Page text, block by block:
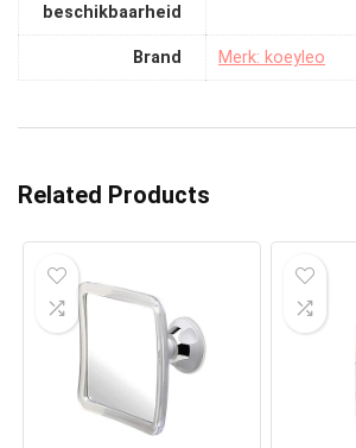
beschikbaarheid
Brand Merk: koeyleo
Related Products